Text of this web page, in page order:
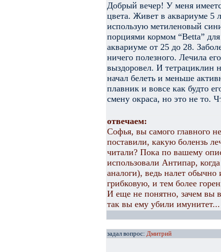
Добрый вечер! У меня
цвета. Живет в аквариуме 5
использую метиленовый
порциями кормом “Betta”
аквариуме от 25 до 28.
ничего полезного. Лечила
выздоровел. И тетрациклин
начал белеть и меньше
плавник и вовсе как будто
смену окраса, но это не то.
отвечаем:
Софья, вы самого главного
поставили, какую болензь
читали? Пока по вашему
использовали Антипар,
аналоги), ведь налет
грибковую, и тем более
И еще не понятно, зачем вы
так вы ему убили имунитет...
задал вопрос: Дмитрий